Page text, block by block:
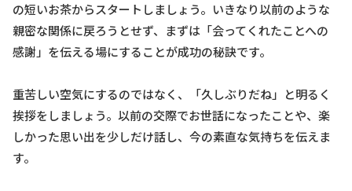
の短いお茶からスタートしましょう。いきなり以前のような
親密な関係に戻ろうとせず、まずは「会ってくれたことへの
感謝」を伝える場にすることが成功の秘訣です。
重苦しい空気にするのではなく、「久しぶりだね」と明るく
挨拶をしましょう。以前の交際でお世話になったことや、楽
しかった思い出を少しだけ話し、今の素直な気持ちを伝えま
す。